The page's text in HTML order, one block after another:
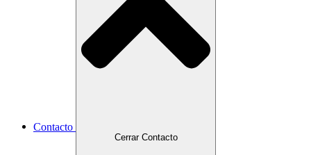
Contacto
Cerrar Contacto